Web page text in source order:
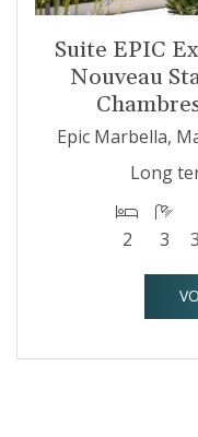
Suite EPIC
Nouveau
Epic Marbella,
Long
2 3